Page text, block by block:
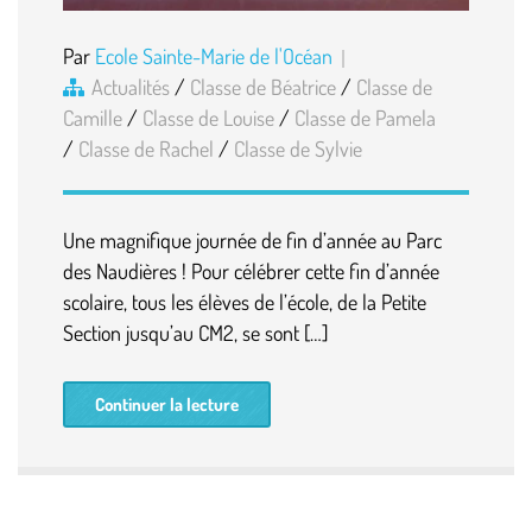
Par Ecole Sainte-Marie de l'Océan
Actualités/ Classe de Béatrice/ Classe de
Camille/ Classe de Louise/ Classe de Pamela
/ Classe de Rachel / Classe de Sylvie
Une magnifique journée de fin d’année au Parc
des Naudières ! Pour célébrer cette fin d’année
scolaire, tous les élèves de l’école, de la Petite
Section jusqu’au CM2, se sont […]
Continuer la lecture